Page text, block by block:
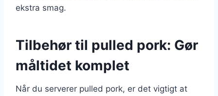
ekstra smag.
Tilbehør til pulled pork: Gør
måltidet komplet
Når du serverer pulled pork, er det vigtigt at